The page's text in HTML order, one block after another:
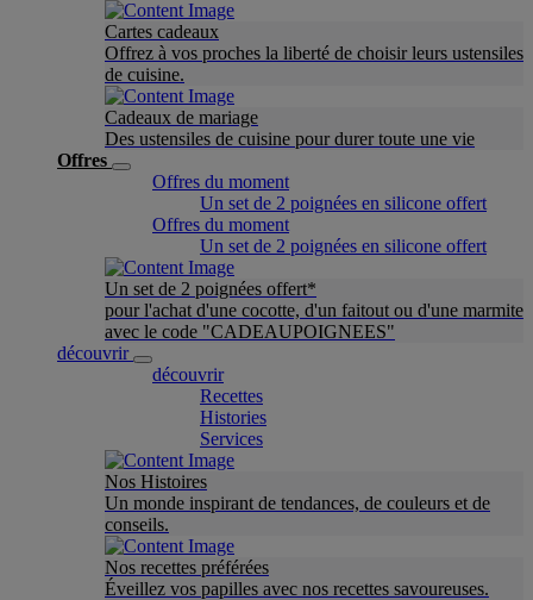
Cartes cadeaux
Offrez à vos proches la liberté de choisir leurs ustensiles
de cuisine.
Cadeaux de mariage
Des ustensiles de cuisine pour durer toute une vie
Offres
Offres du moment
Un set de 2 poignées en silicone offert
Offres du moment
Un set de 2 poignées en silicone offert
Un set de 2 poignées offert*
pour l'achat d'une cocotte, d'un faitout ou d'une marmite
avec le code "CADEAUPOIGNEES"
découvrir
découvrir
Recettes
Histories
Services
Nos Histoires
Un monde inspirant de tendances, de couleurs et de
conseils.
Nos recettes préférées
Éveillez vos papilles avec nos recettes savoureuses.